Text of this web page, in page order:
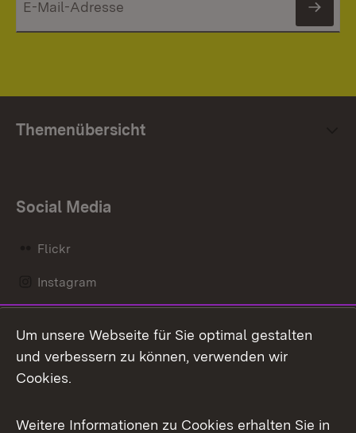
Themenübersicht
Social Media
Flickr
Instagram
Mastodon
Messenger
Social Wall
Um unsere Webseite für Sie optimal gestalten
und verbessern zu können, verwenden wir
Cookies.
Weitere Informationen zu Cookies erhalten Sie in